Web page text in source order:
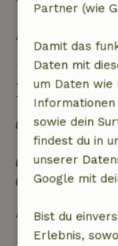
Alles ansehen
Energie
Gebaut mit
Nachhaltige
Alles ansehen
Partner (wie
Damit das
Daten mit
um Daten wie
sowie dein
findest du in
unserer
Google mit
Bist du
Erlebnis,